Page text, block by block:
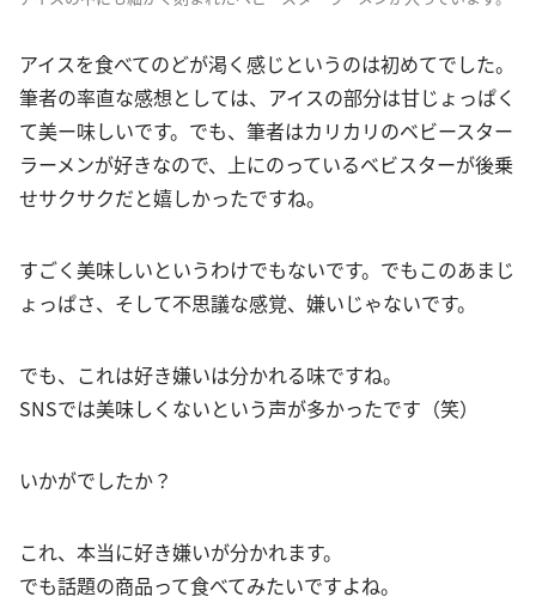
アイスを食べてのどが渇く感じというのは初めてでした。
筆者の率直な感想としては、アイスの部分は甘じょっぱく
て美ー味しいです。でも、筆者はカリカリのベビースター
ラーメンが好きなので、上にのっているベビスターが後乗
せサクサクだと嬉しかったですね。
すごく美味しいというわけでもないです。でもこのあまじ
ょっぱさ、そして不思議な感覚、嫌いじゃないです。
でも、これは好き嫌いは分かれる味ですね。
SNSでは美味しくないという声が多かったです（笑）
いかがでしたか？
これ、本当に好き嫌いが分かれます。
でも話題の商品って食べてみたいですよね。